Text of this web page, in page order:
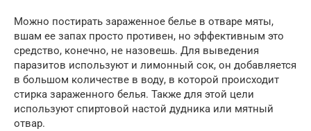
Можно постирать зараженное белье в отваре мяты,
вшам ее запах просто противен, но эффективным это
средство, конечно, не назовешь. Для выведения
паразитов используют и лимонный сок, он добавляется
в большом количестве в воду, в которой происходит
стирка зараженного белья. Также для этой цели
используют спиртовой настой дудника или мятный
отвар.